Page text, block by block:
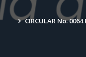
CIRCULAR No.